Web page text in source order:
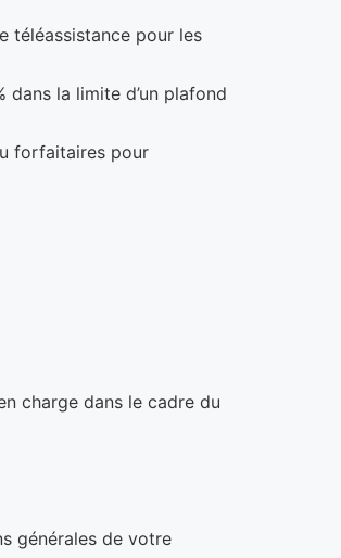
téléassistance pour les
la limite d’un plafond
forfaitaires pour
charge dans le cadre du
générales de votre